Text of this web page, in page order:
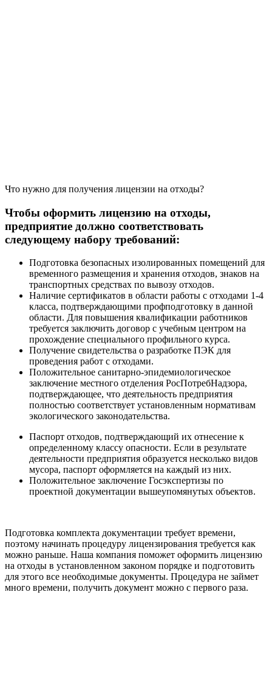
Что нужно для получения лицензии на отходы?
Чтобы оформить лицензию на отходы,
предприятие должно соответствовать
следующему набору требований:
Подготовка безопасных изолированных помещений для
временного размещения и хранения отходов, знаков на
транспортных средствах по вывозу отходов.
Наличие сертификатов в области работы с отходами 1-4
класса, подтверждающими профподготовку в данной
области. Для повышения квалификации работников
требуется заключить договор с учебным центром на
прохождение специального профильного курса.
Получение свидетельства о разработке ПЭК для
проведения работ с отходами.
Положительное санитарно-эпидемиологическое
заключение местного отделения РосПотребНадзора,
подтверждающее, что деятельность предприятия
полностью соответствует установленным нормативам
экологического законодательства.
Паспорт отходов, подтверждающий их отнесение к
определенному классу опасности. Если в результате
деятельности предприятия образуется несколько видов
мусора, паспорт оформляется на каждый из них.
Положительное заключение Госэкспертизы по
проектной документации вышеупомянутых объектов.
Подготовка комплекта документации требует времени,
поэтому начинать процедуру лицензирования требуется как
можно раньше. Наша компания поможет оформить лицензию
на отходы в установленном законом порядке и подготовить
для этого все необходимые документы. Процедура не займет
много времени, получить документ можно с первого раза.